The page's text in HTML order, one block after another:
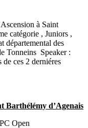
à Saint
catégorie , Juniors ,
départemental des
Tonneins Speaker :
ces 2 derniéres
Barthélémy d’Agenais
Open